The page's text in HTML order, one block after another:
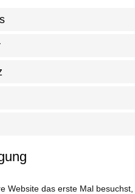
Website das erste Mal